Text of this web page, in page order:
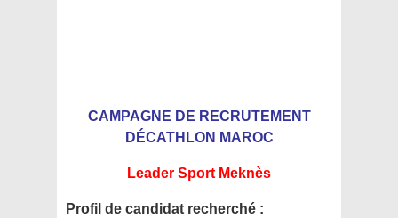
CAMPAGNE DE RECRUTEMENT
DÉCATHLON MAROC
Leader Sport Meknès
Profil de candidat recherché :